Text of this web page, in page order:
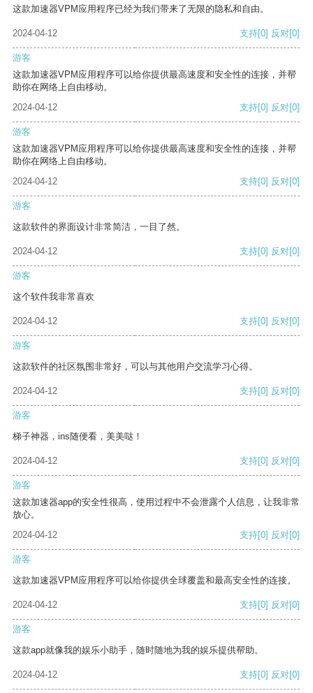
这款加速器VPM应用程序已经为我们带来了无限的隐私和自由。
2024-04-12 支持[0] 反对[0]
游客
这款加速器VPM应用程序可以给你提供最高速度和安全性的连接，并帮
助你在网络上自由移动。
2024-04-12
支持[0] 反对[0]
游客
这款加速器VPM应用程序可以给你提供最高速度和安全性的连接，并帮
助你在网络上自由移动。
2024-04-12
支持[0] 反对[0]
游客
这款软件的界面设计非常简洁，一目了然。
2024-04-12 支持[0] 反对[0]
游客
这个软件我非常喜欢
2024-04-12 支持[0] 反对[0]
游客
这款软件的社区氛围非常好，可以与其他用户交流学习心得。
2024-04-12 支持[0] 反对[0]
游客
梯子神器，ins随便看，美美哒！
2024-04-12 支持[0] 反对[0]
游客
这款加速器app的安全性很高，使用过程中不会泄露个人信息，让我非常
放心。
2024-04-12
支持[0] 反对[0]
游客
这款加速器VPM应用程序可以给你提供全球覆盖和最高安全性的连接。
2024-04-12 支持[0] 反对[0]
游客
这款app就像我的娱乐小助手，随时随地为我的娱乐提供帮助。
2024-04-12 支持[0] 反对[0]